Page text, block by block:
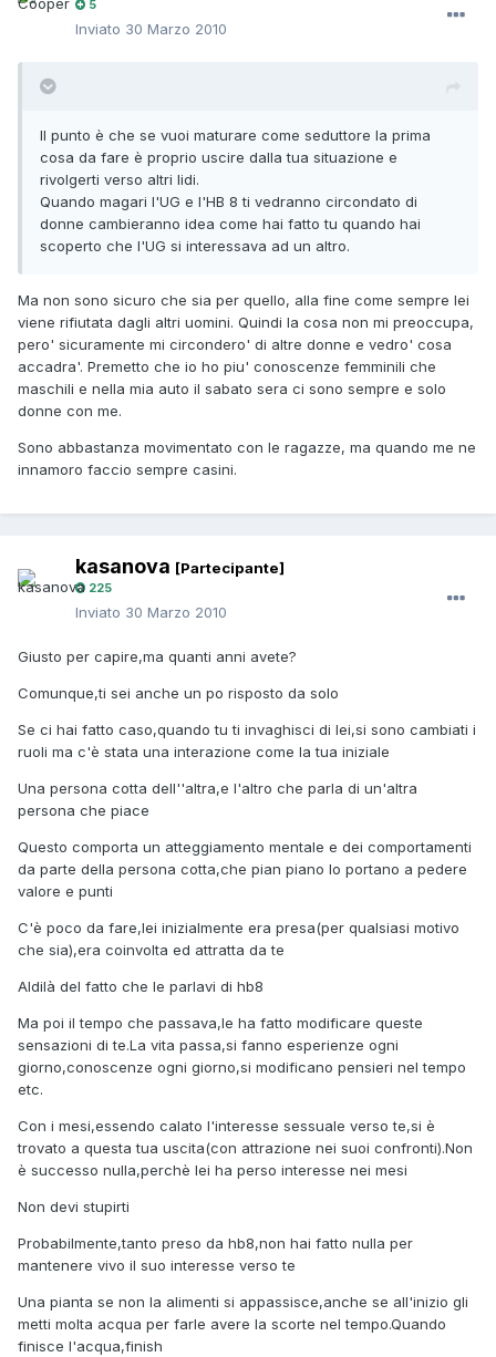
5
Inviato 30 Marzo 2010
Il punto è che se vuoi maturare come seduttore la prima
cosa da fare è proprio uscire dalla tua situazione e
rivolgerti verso altri lidi.
Quando magari l'UG e l'HB 8 ti vedranno circondato di
donne cambieranno idea come hai fatto tu quando hai
scoperto che l'UG si interessava ad un altro.
Ma non sono sicuro che sia per quello, alla fine come sempre lei
viene rifiutata dagli altri uomini. Quindi la cosa non mi preoccupa,
pero' sicuramente mi circondero' di altre donne e vedro' cosa
accadra'. Premetto che io ho piu' conoscenze femminili che
maschili e nella mia auto il sabato sera ci sono sempre e solo
donne con me.
Sono abbastanza movimentato con le ragazze, ma quando me ne
innamoro faccio sempre casini.
kasanova [Partecipante]
225
Inviato 30 Marzo 2010
Giusto per capire,ma quanti anni avete?
Comunque,ti sei anche un po risposto da solo
Se ci hai fatto caso,quando tu ti invaghisci di lei,si sono cambiati i
ruoli ma c'è stata una interazione come la tua iniziale
Una persona cotta dell''altra,e l'altro che parla di un'altra
persona che piace
Questo comporta un atteggiamento mentale e dei comportamenti
da parte della persona cotta,che pian piano lo portano a pedere
valore e punti
C'è poco da fare,lei inizialmente era presa(per qualsiasi motivo
che sia),era coinvolta ed attratta da te
Aldilà del fatto che le parlavi di hb8
Ma poi il tempo che passava,le ha fatto modificare queste
sensazioni di te.La vita passa,si fanno esperienze ogni
giorno,conoscenze ogni giorno,si modificano pensieri nel tempo
etc.
Con i mesi,essendo calato l'interesse sessuale verso te,si è
trovato a questa tua uscita(con attrazione nei suoi confronti).Non
è successo nulla,perchè lei ha perso interesse nei mesi
Non devi stupirti
Probabilmente,tanto preso da hb8,non hai fatto nulla per
mantenere vivo il suo interesse verso te
Una pianta se non la alimenti si appassisce,anche se all'inizio gli
metti molta acqua per farle avere la scorte nel tempo.Quando
finisce l'acqua,finish